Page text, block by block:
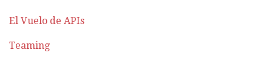
El Vuelo de APIs
Teaming